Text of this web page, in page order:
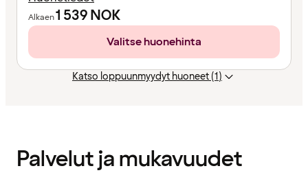
Alkaen1 539NOK
Valitse huonehinta
Katso loppuunmyydyt huoneet (1)
Palvelut ja mukavuudet